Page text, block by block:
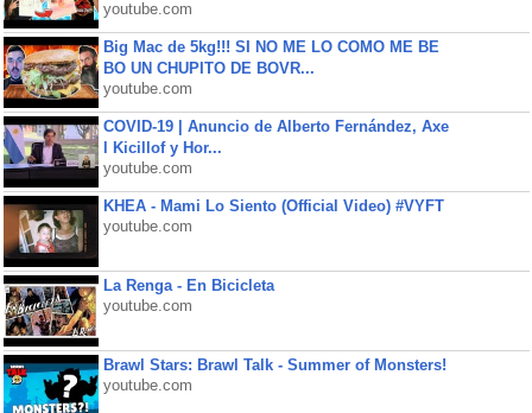
youtube.com
Big Mac de 5kg!!! SI NO ME LO COMO ME BE
BO UN CHUPITO DE BOVR...
youtube.com
COVID-19 | Anuncio de Alberto Fernández, Axe
l Kicillof y Hor...
youtube.com
KHEA - Mami Lo Siento (Official Video) #VYFT
youtube.com
La Renga - En Bicicleta
youtube.com
Brawl Stars: Brawl Talk - Summer of Monsters!
youtube.com